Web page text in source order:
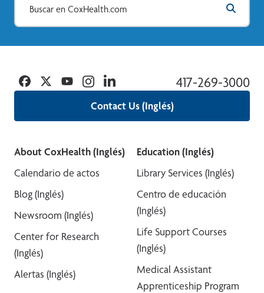
Contact Us (Inglés)
417-269-3000
Facebook
TwitterYouTubeInstagramLinkedin
About CoxHealth (Inglés)
Calendario de actos
Blog (Inglés)
Newsroom (Inglés)
Center for Research
(Inglés)
Alertas (Inglés)
Education (Inglés)
Library Services (Inglés)
Centro de educación
(Inglés)
Life Support Courses
(Inglés)
Medical Assistant
Apprenticeship Program